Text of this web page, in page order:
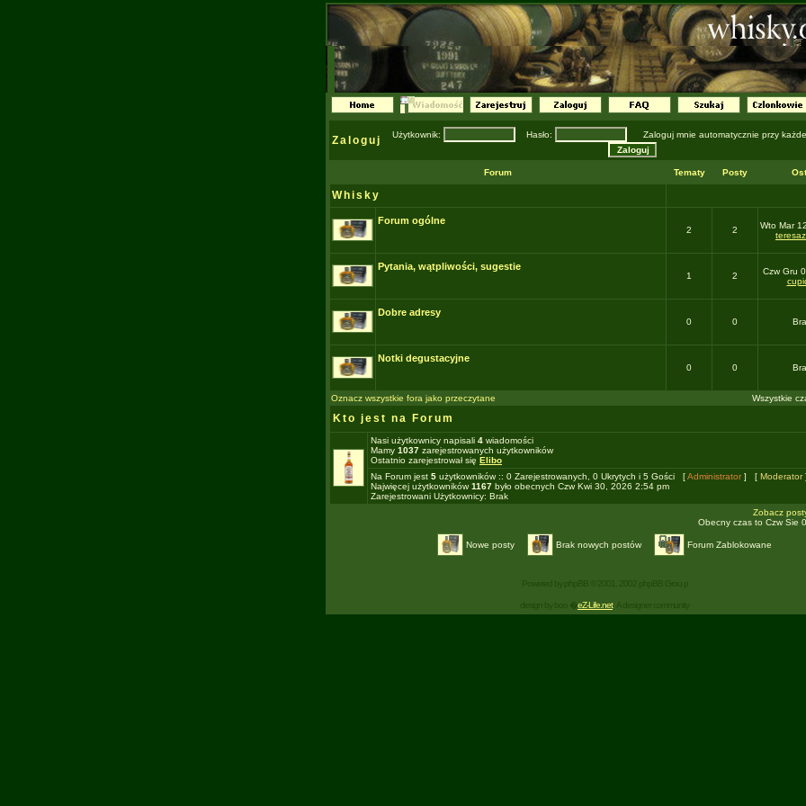
Zaloguj Użytkownik: Hasło: Zaloguj mnie automatycznie przy
Forum Tematy Posty
Whisky
Forum ogólne
2 2
Wto Mar
Pytania, wątpliwości, sugestie
1 2
Czw Gru
Dobre adresy
0 0
Notki degustacyjne
0 0
Oznacz wszystkie fora jako przeczytane Wszystkie
Kto jest na Forum
Nasi użytkownicy napisali 4 wiadomości
Mamy 1037 zarejestrowanych użytkowników
Ostatnio zarejestrował się Elibo
Na Forum jest 5 użytkowników :: 0 Zarejestrowanych, 0 Ukrytych i 5 Gości [Administrator] [ Moderator]
Najwięcej użytkowników 1167 było obecnych Czw Kwi 30, 2026 2:54 pm
Zarejestrowani Użytkownicy: Brak
Zobacz
Obecny czas to Czw Sie
Nowe posty Brak nowych postów Forum Zablokowane
eZ-Life.netA designer community